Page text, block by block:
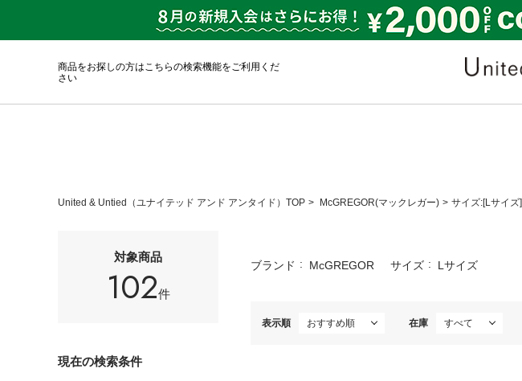
商品をお探しの方はこちらの検索機能をご利用くだ
さい
United & Untied（ユナイテッド アンド アンタイド）TOP McGREGOR(マックレガー) サイズ:[Lサイズ]
対象商品
102件
現在の検索条件
ブランド McGREGOR サイズ Lサイズ
表示順 在庫